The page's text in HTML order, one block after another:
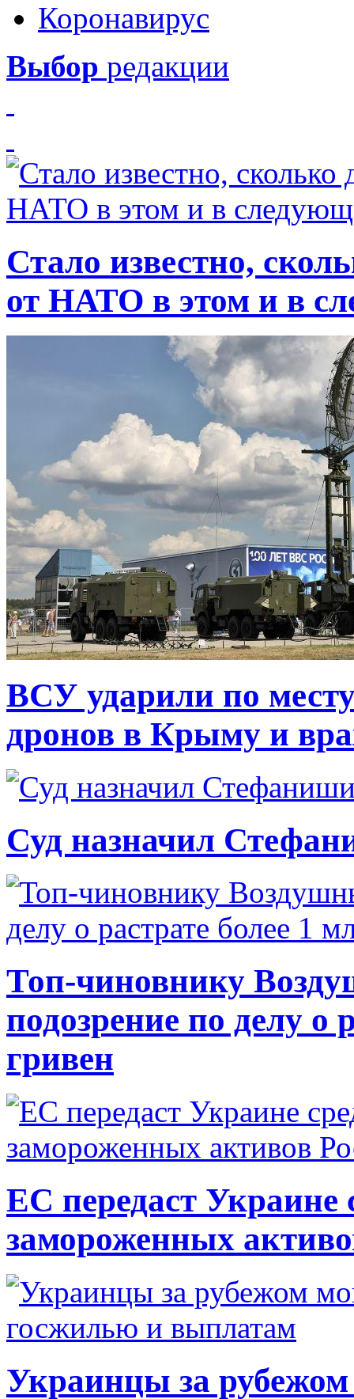
Коронавирус
Выбор редакции
Стало известно,
от НАТО в этом и в
ВСУ ударили по
дронов в Крыму и
Суд назначил
Топ-чиновнику
подозрение по делу о
гривен
ЕС передаст Украине
замороженных
Украинцы за рубежом